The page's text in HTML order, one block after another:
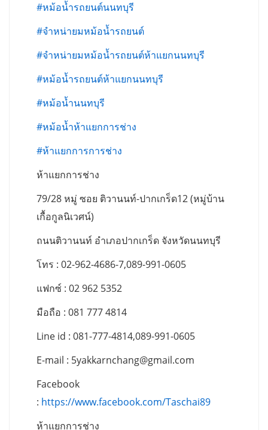
#หม้อน้ำรถยนต์นนทบุรี
#จำหน่ายมหม้อน้ำรถยนต์
#จำหน่ายมหม้อน้ำรถยนต์ห้าแยกนนทบุรี
#หม้อน้ำรถยนต์ห้าแยกนนทบุรี
#หม้อน้ำนนทบุรี
#หม้อน้ำห้าแยกการช่าง
#ห้าแยกการการช่าง
ห้าแยกการช่าง
79/28 หมู่ ซอย ติวานนท์-ปากเกร็ด12 (หมู่บ้าน
เกื้อกูลนิเวศน์)
ถนนติวานนท์ อำเภอปากเกร็ด จังหวัดนนทบุรี
โทร : 02-962-4686-7,089-991-0605
แฟกซ์ : 02 962 5352
มือถือ : 081 777 4814
Line id : 081-777-4814,089-991-0605
E-mail : 5yakkarnchang@gmail.com
Facebook
: https://www.facebook.com/Taschai89
ห้าแยกการช่าง